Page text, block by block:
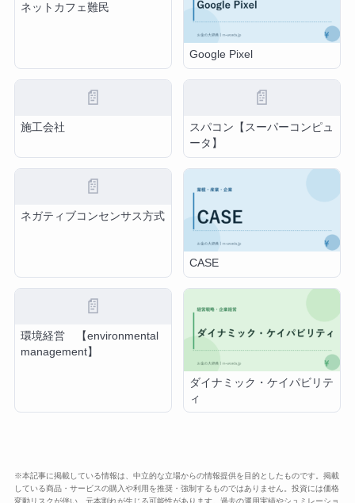
ネットカフェ難民
Google Pixel
📄
施工会社
📄
スパコン【スーパーコンピュ
ータ】
📄
ネガティブコンセンサス方式
CASE
📄
環境経営 【environmental
management】
ダイナミック・ケイパビリテ
ィ
※本記事に掲載している情報は、中立的な立場からの情報提供を目的としたものです。掲載
している商品・サービスの購入や利用を推奨・強制するものではありません。投資には価格
変動リスクが伴い、元本割れが生じる可能性があります。過去の運用実績やシュミレーショ